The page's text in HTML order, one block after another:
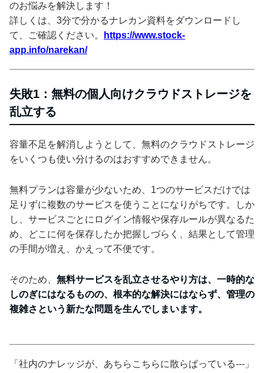
のお悩みを解決します！
詳しくは、3分で分かるナレカン資料をダウンロードし
て、ご確認ください。
https://www.stock-
app.info/narekan/
失敗1：無料の個人向けクラウドストレージを
乱立する
容量不足を解消しようとして、無料のクラウドストレージ
をいくつも使い分けるのはおすすめできません。
無料プランは容量が少ないため、1つのサービスだけでは
足りずに複数のサービスを使うことになりがちです。しか
し、サービスごとにログイン情報や保存ルールが異なるた
め、どこに何を保存したか把握しづらく、結果として管理
の手間が増え、かえって不便です。
そのため、 無料サービスを乱立させるやり方は、一時的な
しのぎにはなるものの、根本的な解決にはならず、管理の
複雑さという新たな問題を生んでしまいます。
「社内のナレッジが、あちらこちらに散らばっている---」